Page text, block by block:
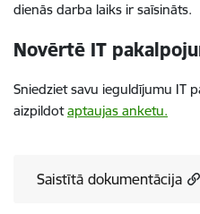
dienās darba laiks ir saīsināts.
Novērtē IT
Sniedziet savu ieguldījumu IT
aizpildotaptaujas anketu.
Saistītā dokumentācija